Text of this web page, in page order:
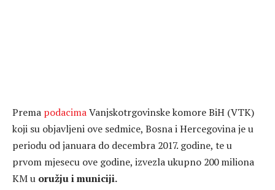
Prema podacimaVanjskotrgovinske komore BiH (VTK)
koji su objavljeni ove sedmice, Bosna i Hercegovina je u
periodu od januara do decembra 2017. godine, te u
prvom mjesecu ove godine, izvezla ukupno 200 miliona
KM u oružju i municiji.